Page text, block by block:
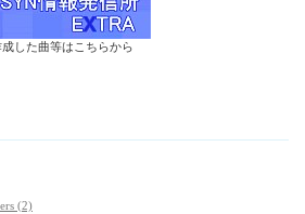
成した曲等はこちらから
(2)